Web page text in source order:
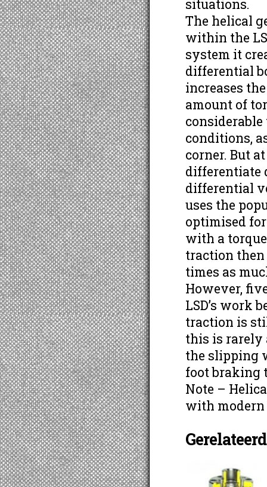
situations.
The helical
within the
system it
differential
increases
amount of
conditions,
corner. But
differentiate
differential
uses the
optimised
with a
traction
times as
However,
LSD’s work
traction is
this is rarely
the slipping
foot braking
Note –
with